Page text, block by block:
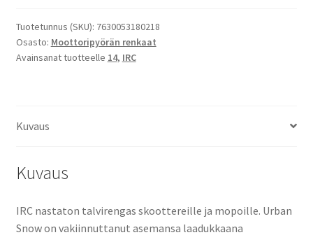
Tuotetunnus (SKU): 7630053180218
Osasto: Moottoripyörän renkaat
Avainsanat tuotteelle 14, IRC
Kuvaus
Kuvaus
IRC nastaton talvirengas skoottereille ja mopoille. Urban
Snow on vakiinnuttanut asemansa laadukkaana